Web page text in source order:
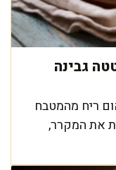
גבינה
ריח מהמטבח
את המקרר,